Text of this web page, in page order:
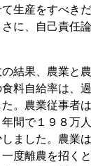
生産をすべき
に、自己責任
結果、農業と
料自給率は、
。農業従事者
間で１９８万
ました。農業
度離農を招く